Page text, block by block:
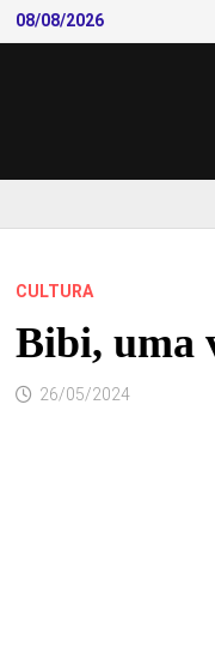
Skip
to
08/08/2026
CULTURA
Bibi, uma
26/05/2024